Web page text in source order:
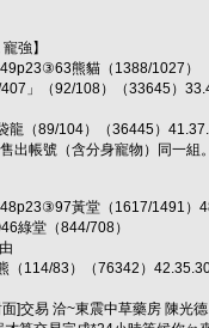
強】
熊貓（1388/1027）
」（92/108）（33645）
（89/104）（36445）
出帳號（含分身寵物）同一組
黃堂（1617/1491
綠堂（844/708）
114/83）（76342）
]交易 洽~東震中草藥房 陳光